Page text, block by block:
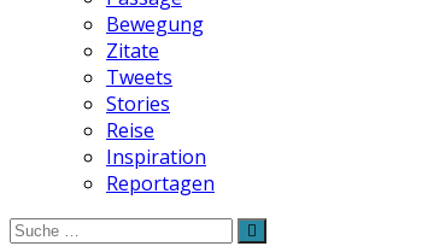
Bewegung
Zitate
Tweets
Stories
Reise
Inspiration
Reportagen
Suche